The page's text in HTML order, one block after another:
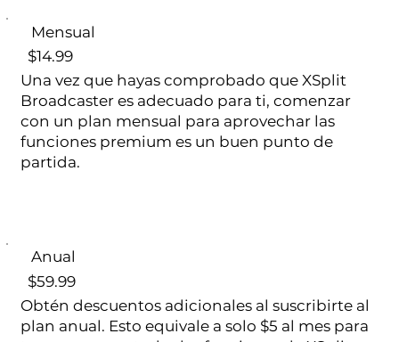
Mensual
$14.99
Una vez que hayas comprobado que XSplit
Broadcaster es adecuado para ti, comenzar
con un plan mensual para aprovechar las
funciones premium es un buen punto de
partida.
Anual
$59.99
Obtén descuentos adicionales al suscribirte al
plan anual. Esto equivale a solo $5 al mes para